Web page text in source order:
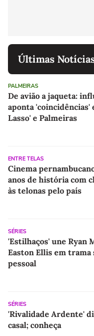
Últimas
PALMEIRAS
De avião a jaqueta:
aponta 'coincidências'
Lasso' e Palmeiras
ENTRE TELAS
Cinema
anos de história com
às telonas pelo país
SÉRIES
'Estilhaços' une Ryan
Easton Ellis em trama
pessoal
SÉRIES
'Rivalidade Ardente'
casal; conheça